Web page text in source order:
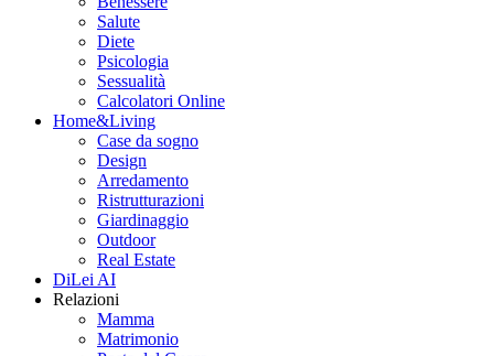
Salute
Diete
Psicologia
Sessualità
Calcolatori Online
Home&Living
Case da sogno
Design
Arredamento
Ristrutturazioni
Giardinaggio
Outdoor
Real Estate
DiLei AI
Relazioni
Mamma
Matrimonio